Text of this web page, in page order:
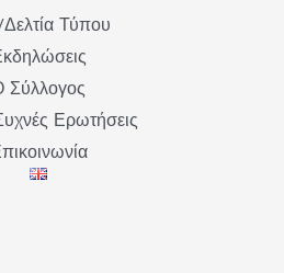
Τύπου
Σύλλογος
Ερωτήσεις